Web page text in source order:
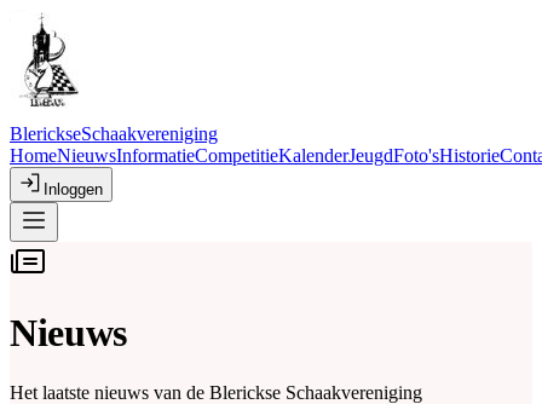
BlerickseSchaakvereniging
HomeNieuwsInformatieCompetitieKalenderJeugdFoto'sHistorie
Inloggen
Nieuws
Het laatste nieuws van de Blerickse Schaakvereniging